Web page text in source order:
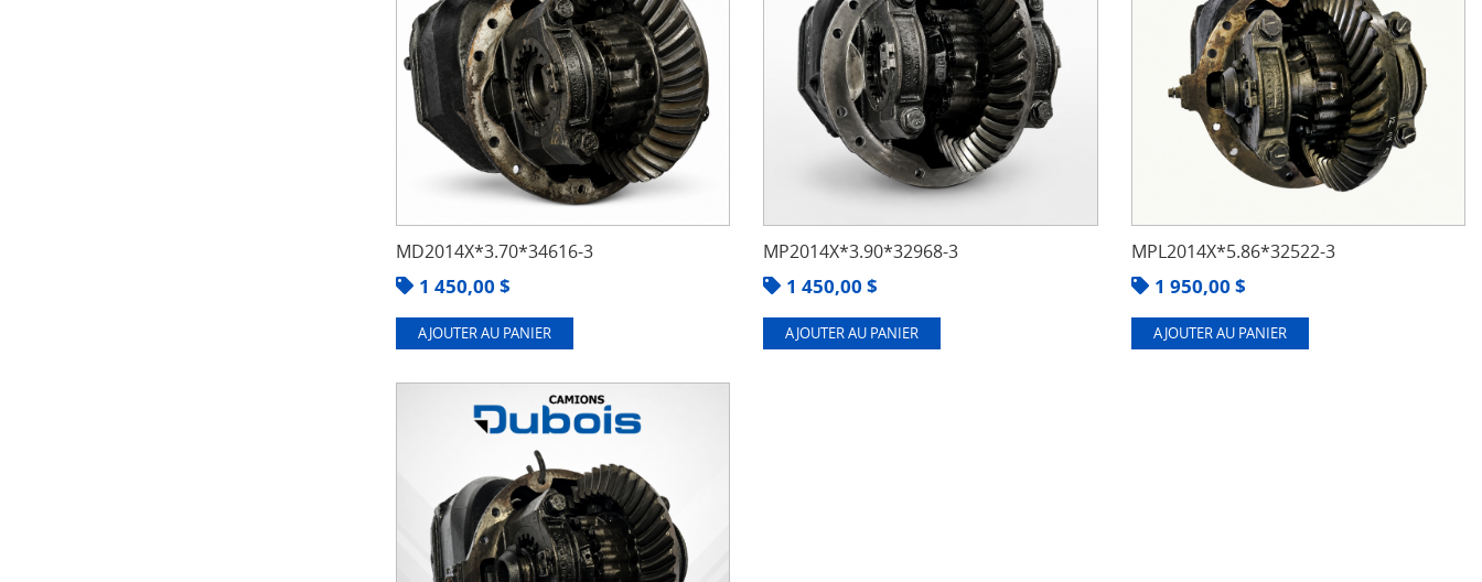
MD2014X*3.70*34616-3
1 450,00 $
AJOUTER AU PANIER
MP2014X*3.90*32968-3
1 450,00 $
AJOUTER AU PANIER
MPL2014X*5.86*32522-3
1 950,00 $
AJOUTER AU PANIER